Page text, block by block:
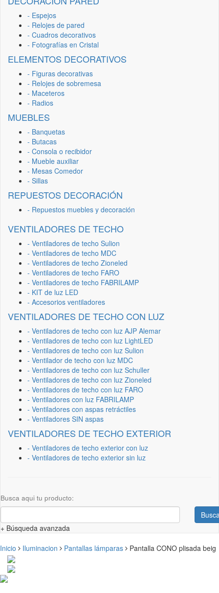
- Espejos
- Relojes de pared
- Cuadros decorativos
- Fotografías en Cristal
ELEMENTOS DECORATIVOS
- Figuras decorativas
- Relojes de sobremesa
- Maceteros
- Radios
MUEBLES
- Banquetas
- Butacas
- Consola o recibidor
- Mueble auxiliar
- Mesas Comedor
- Sillas
REPUESTOS DECORACIÓN
- Repuestos muebles y decoración
VENTILADORES DE TECHO
- Ventiladores de techo Sulion
- Ventiladores de techo MDC
- Ventiladores de techo Zioneled
- Ventiladores de techo FARO
- Ventiladores de techo FABRILAMP
- KIT de luz LED
- Accesorios ventiladores
VENTILADORES DE TECHO CON LUZ
- Ventiladores de techo con luz AJP Alemar
- Ventiladores de techo con luz LightLED
- Ventiladores de techo con luz Sulion
- Ventilador de techo con luz MDC
- Ventiladores de techo con luz Schuller
- Ventiladores de techo con luz Zioneled
- Ventiladores de techo con luz FARO
- Ventiladores con luz FABRILAMP
- Ventiladores con aspas retráctiles
- Ventiladores SIN aspas
VENTILADORES DE TECHO EXTERIOR
- Ventiladores de techo exterior con luz
- Ventiladores de techo exterior sin luz
Busca aqui tu producto:
+ Búsqueda avanzada
Inicio Iluminacion Pantallas lámparas Pantalla CONO plisada beig